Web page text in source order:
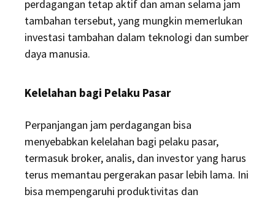
perdagangan tetap aktif dan aman selama jam
tambahan tersebut, yang mungkin memerlukan
investasi tambahan dalam teknologi dan sumber
daya manusia.
Kelelahan bagi Pelaku Pasar
Perpanjangan jam perdagangan bisa
menyebabkan kelelahan bagi pelaku pasar,
termasuk broker, analis, dan investor yang harus
terus memantau pergerakan pasar lebih lama. Ini
bisa mempengaruhi produktivitas dan